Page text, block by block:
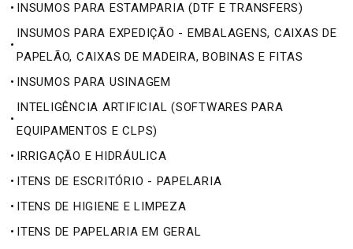
• INSUMOS PARA ESTAMPARIA (DTF E TRANSFERS)
•
INSUMOS PARA EXPEDIÇÃO - EMBALAGENS, CAIXAS DE
PAPELÃO, CAIXAS DE MADEIRA, BOBINAS E FITAS
• INSUMOS PARA USINAGEM
•
INTELIGÊNCIA ARTIFICIAL (SOFTWARES PARA
EQUIPAMENTOS E CLPS)
• IRRIGAÇÃO E HIDRÁULICA
• ITENS DE ESCRITÓRIO - PAPELARIA
• ITENS DE HIGIENE E LIMPEZA
• ITENS DE PAPELARIA EM GERAL